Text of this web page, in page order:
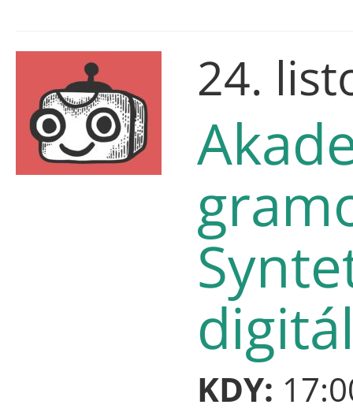
24.
KDY: